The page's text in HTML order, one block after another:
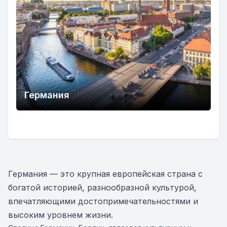
Германия
Германия — это крупная европейская страна с
богатой историей, разнообразной культурой,
впечатляющими достопримечательностями и
высоким уровнем жизни.